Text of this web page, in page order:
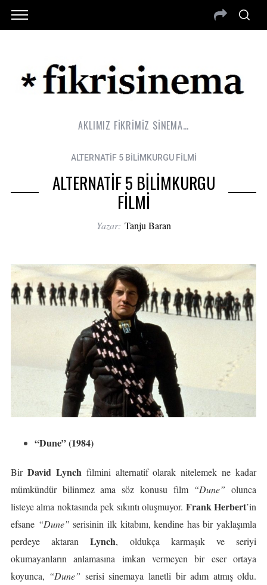
AKLIMIZ FİKRİMİZ SİNEMA…
ALTERNATİF 5 BİLİMKURGU FİLMİ
ALTERNATİF 5 BİLİMKURGU
FİLMİ
Yazar: Tanju Baran
“Dune” (1984)
Bir David Lynch filmini alternatif olarak nitelemek ne kadar
mümkündür bilinmez ama söz konusu film “Dune” olunca
listeye alma noktasında pek sıkıntı oluşmuyor. Frank Herbert’in
efsane “Dune” serisinin ilk kitabını, kendine has bir yaklaşımla
perdeye aktaranLynch, oldukça karmaşık ve seriyi
okumayanların anlamasına imkan vermeyen bir eser ortaya
koyunca, “Dune” serisi sinemaya lanetli bir adım atmış oldu.